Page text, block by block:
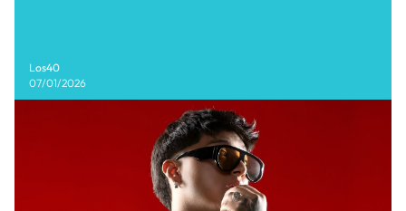
Los40
07/01/2026